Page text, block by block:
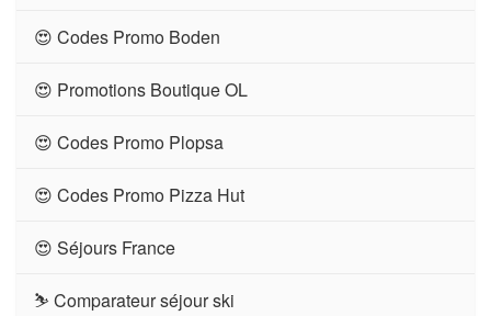
😍 Codes Promo Boden
😍 Promotions Boutique OL
😍 Codes Promo Plopsa
😍 Codes Promo Pizza Hut
😍 Séjours France
⛷ Comparateur séjour ski